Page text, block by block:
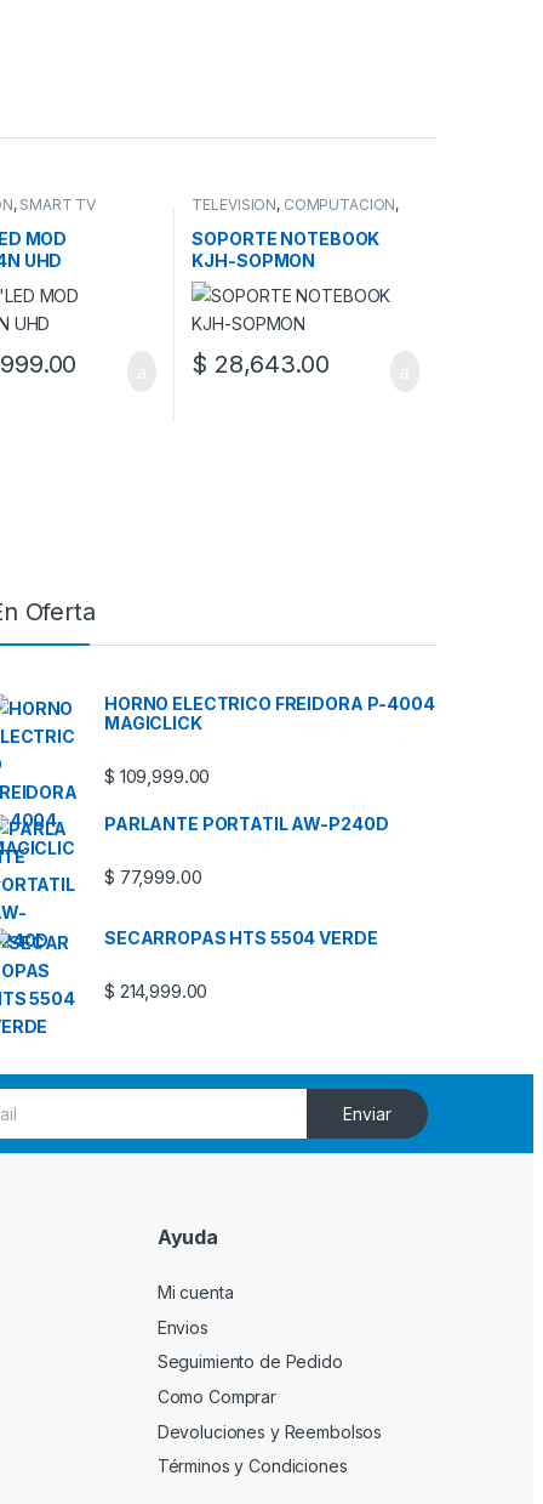
, SMART TV
MOD
UHD
TELEVISION, COMPUTACION,
ACCESORIOS,SOPORTES,
TECNOLOGIA
SOPORTE NOTEBOOK
KJH-SOPMON
$ 28,643.00
Oferta
HORNO ELECTRICO FREIDORA P-4004
MAGICLICK
$ 109,999.00
PARLANTE PORTATIL AW-P240D
$ 77,999.00
SECARROPAS HTS 5504 VERDE
$ 214,999.00
Enviar
Ayuda
Mi cuenta
Envios
Seguimiento de Pedido
Como Comprar
Devoluciones y Reembolsos
Términos y Condiciones